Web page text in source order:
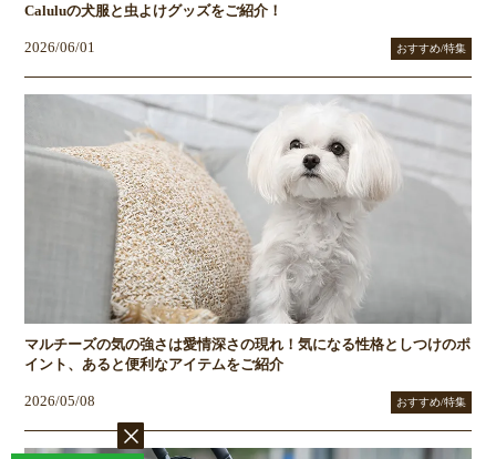
Caluluの犬服と虫よけグッズをご紹介！
2026/06/01 おすすめ/特集
マルチーズの気の強さは愛情深さの現れ！気になる性格としつけのポ
イント、あると便利なアイテムをご紹介
2026/05/08 おすすめ/特集